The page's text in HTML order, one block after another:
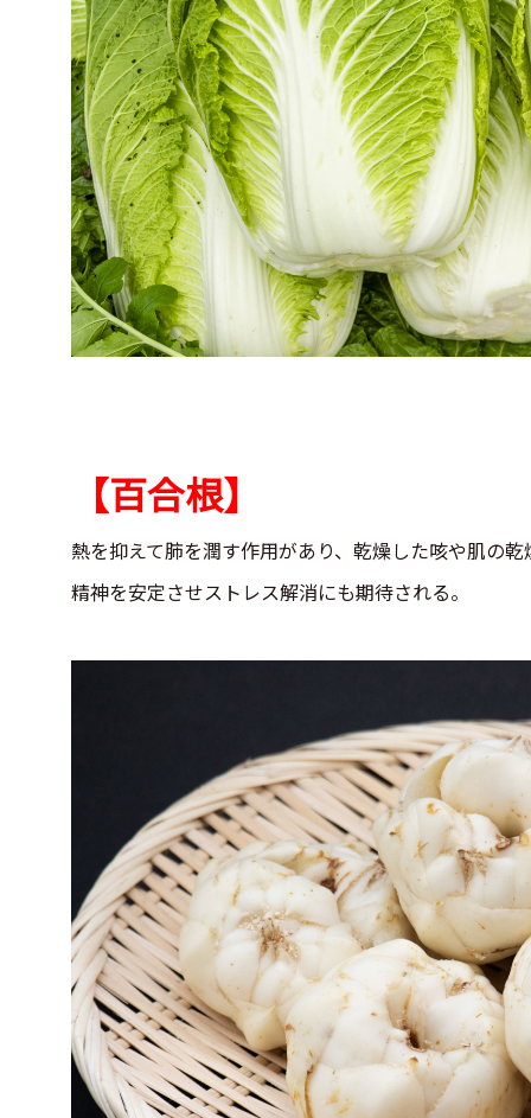
【百合根】
熱を抑えて肺を潤す作用があり、乾燥した咳や肌の乾
精神を安定させストレス解消にも期待される。